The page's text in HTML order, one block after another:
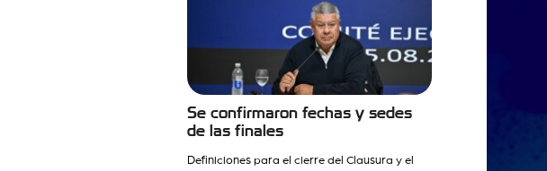
Se confirmaron fechas y sedes
de las finales
Definiciones para el cierre del Clausura y el